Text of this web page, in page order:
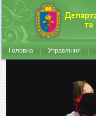
Головна Управління